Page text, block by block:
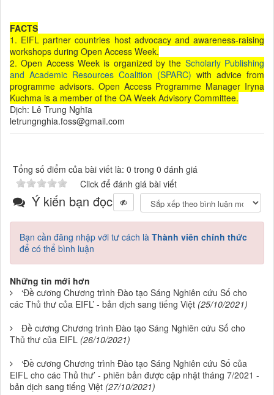
FACTS
1. EIFL partner countries host advocacy and awareness-raising
workshops during Open Access Week.
2. Open Access Week is organized by the Scholarly Publishing
and Academic Resources Coalition (SPARC) with advice from
programme advisors. Open Access Programme Manager Iryna
Kuchma is a member of the OA Week Advisory Committee.
Dịch: Lê Trung Nghĩa
letrungnghia.foss@gmail.com
Tổng số điểm của bài viết là: 0 trong 0 đánh giá
Click để đánh giá bài viết
Ý kiến bạn đọc
Bạn cần đăng nhập với tư cách là Thành viên chính thức
để có thể bình luận
Những tin mới hơn
‘Đề cương Chương trình Đào tạo Sáng Nghiên cứu Số cho
các Thủ thư của EIFL’ - bản dịch sang tiếng Việt (25/10/2021)
Đề cương Chương trình Đào tạo Sáng Nghiên cứu Số cho
Thủ thư của EIFL (26/10/2021)
‘Đề cương Chương trình Đào tạo Sáng Nghiên cứu Số của
EIFL cho các Thủ thư’ - phiên bản được cập nhật tháng 7/2021 -
bản dịch sang tiếng Việt (27/10/2021)